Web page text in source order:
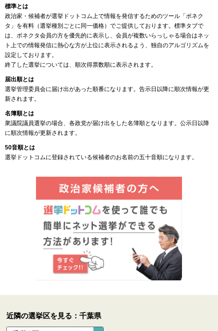
標準とは
政治家・候補者が選挙ドットコム上で情報を発信するためのツール「ボネク
タ」を有料（選挙種別ごとに同一価格）でご提供しております。標準タブで
は、ボネクタ会員の方を優先的に表示し、会員が複数いらっしゃる場合はネッ
ト上での情報発信に熱心な方が上位に表示されるよう、独自のアルゴリズムを
設定しております。
終了した選挙については、順次得票数順に表示されます。
届出順とは
選挙管理委員会に届け出があった順番になります。告示日以降に順次情報が更
新されます。
名簿順とは
衆議院議員選挙の場合、各政党が届け出をした名簿順となります。公示日以降
に順次情報が更新されます。
50音順とは
選挙ドットコムに登録されている候補者のお名前の五十音順になります。
近隣の選挙区を見る：千葉県